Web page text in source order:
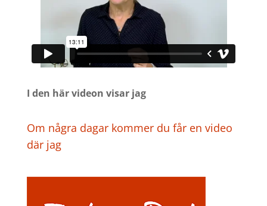
I den här videon visar jag
Om några dagar kommer du får en video
där jag